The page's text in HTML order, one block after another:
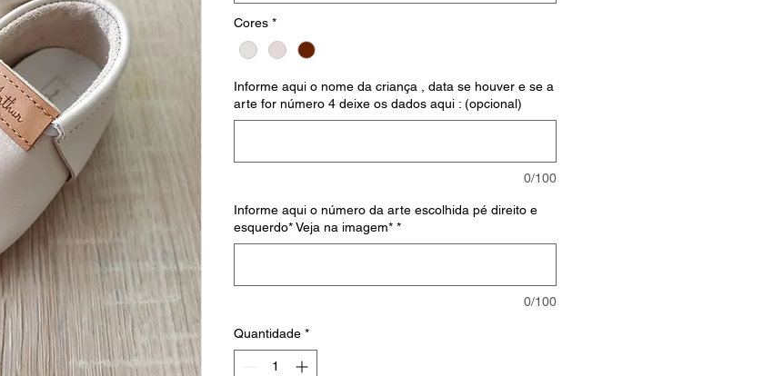
Cores *
Informe aqui o nome da criança , data se houver e se a
arte for número 4 deixe os dados aqui : (opcional)
0/100
Informe aqui o número da arte escolhida pé direito e
esquerdo* Veja na imagem* *
0/100
Quantidade *